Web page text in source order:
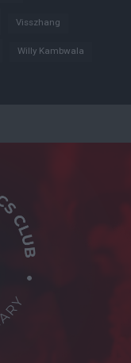
Visszhang
Willy Kambwala